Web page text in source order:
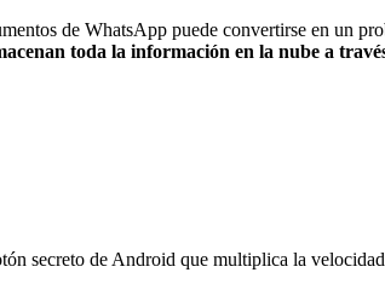
de WhatsApp puede convertirse en un
toda la información en la nube a
secreto de Android que multiplica la